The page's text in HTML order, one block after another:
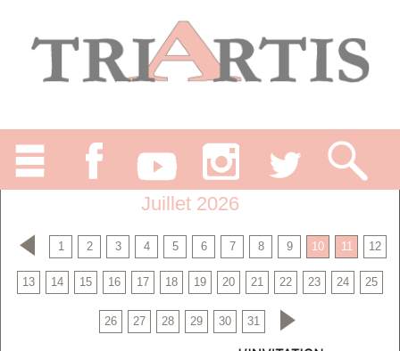
Juillet 2026
1 2 3 4 5 6 7 8 9 10 11 12
13 14 15 16 17 18 19 20 21 22 23 24 25
26 27 28 29 30 31